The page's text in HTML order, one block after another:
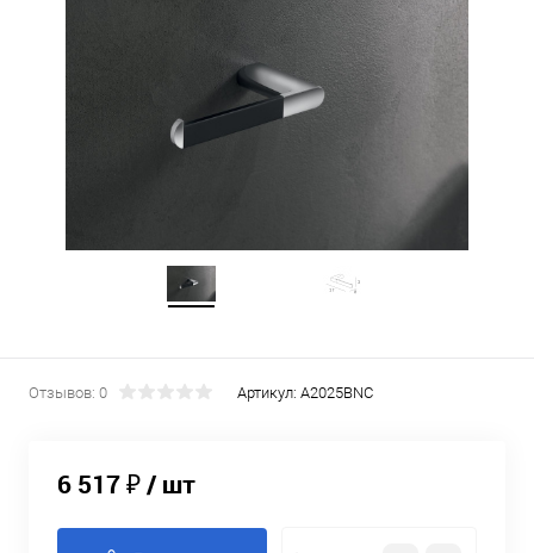
Отзывов: 0 Артикул: A2025BNC
6 517 ₽/ шт